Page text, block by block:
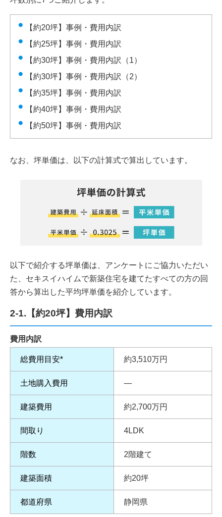
【約20坪】事例・費用内訳
【約25坪】事例・費用内訳
【約30坪】事例・ 費用内訳
（1）
【約30坪】事例・ 費用内訳
（2）
【約35坪】事例・費用内訳
【約40坪】事例・費用内訳
【約50坪】事例・費用内訳
なお、坪単価は、以下の計算式で算出しています。
以下で紹介する坪単価は、アンケートにご協力いただい
た、セキスイハイムで新築住宅を建てたすべての方の回
答から算出した平均坪単価を紹介しています。
2-1.【約20坪】費用内訳
費用内訳
総費用目安* 約3,510万円
土地購入費用 ―
建築費用 約2,700万円
間取り 4LDK
階数 2階建て
建築面積 約20坪
都道府県 静岡県